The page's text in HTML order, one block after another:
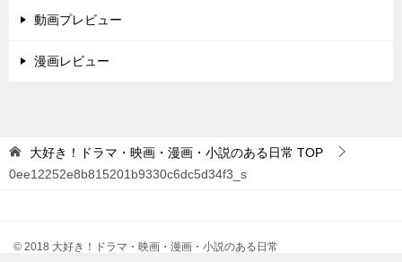
動画プレビュー
漫画レビュー
大好き！ドラマ・映画・漫画・小説のある日常 TOP
0ee12252e8b815201b9330c6dc5d34f3_s
© 2018 大好き！ドラマ・映画・漫画・小説のある日常